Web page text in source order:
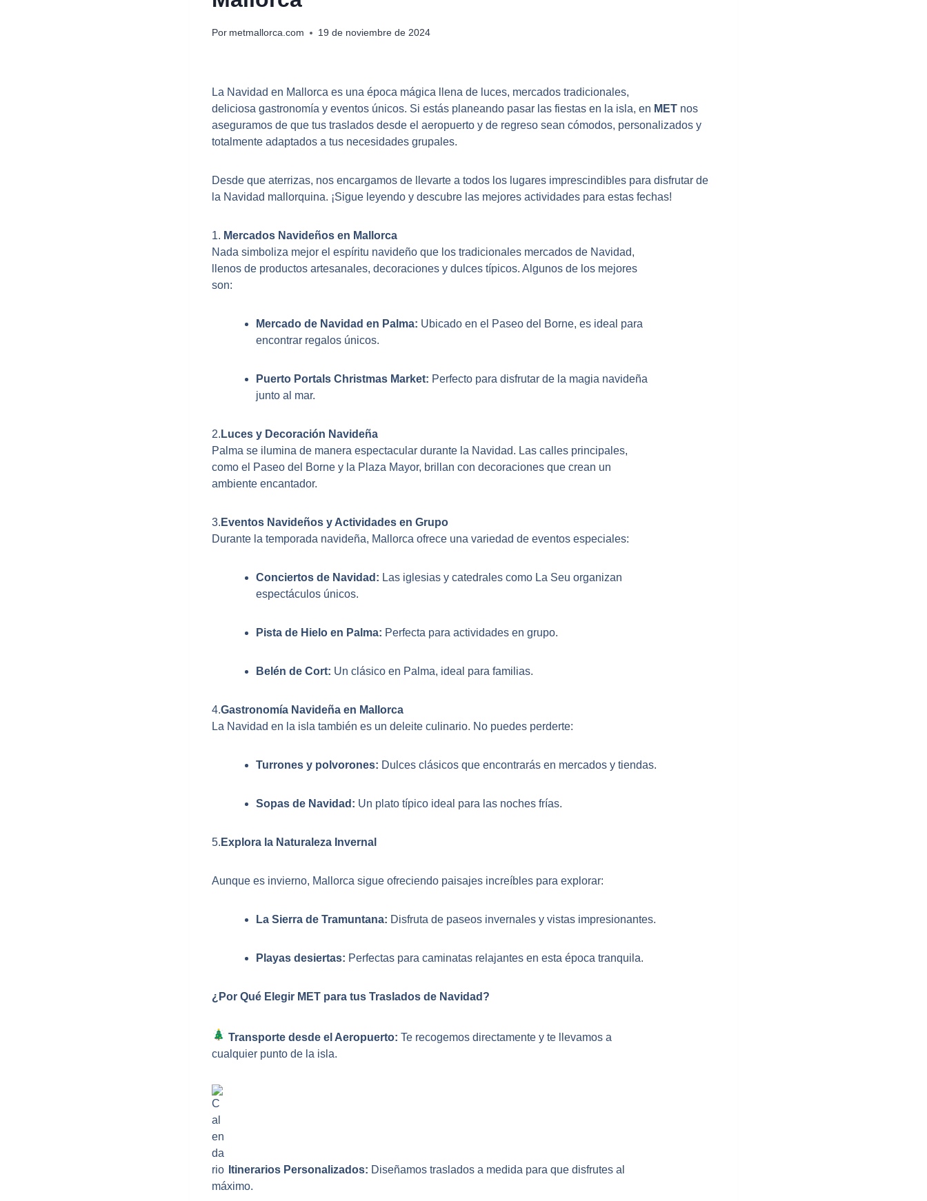
Por metmallorca.com 19 de noviembre de 2024
La Navidad en Mallorca es una época mágica llena de luces, mercados tradicionales,
deliciosa gastronomía y eventos únicos. Si estás planeando pasar las fiestas en la isla, en MET nos
aseguramos de que tus traslados desde el aeropuerto y de regreso sean cómodos, personalizados y
totalmente adaptados a tus necesidades grupales.
Desde que aterrizas, nos encargamos de llevarte a todos los lugares imprescindibles para disfrutar de
la Navidad mallorquina. ¡Sigue leyendo y descubre las mejores actividades para estas fechas!
1. Mercados Navideños en Mallorca
Nada simboliza mejor el espíritu navideño que los tradicionales mercados de Navidad,
llenos de productos artesanales, decoraciones y dulces típicos. Algunos de los mejores
son:
Mercado de Navidad en Palma: Ubicado en el Paseo del Borne, es ideal para
encontrar regalos únicos.
Puerto Portals Christmas Market: Perfecto para disfrutar de la magia navideña
junto al mar.
2. Luces y Decoración Navideña
Palma se ilumina de manera espectacular durante la Navidad. Las calles principales,
como el Paseo del Borne y la Plaza Mayor, brillan con decoraciones que crean un
ambiente encantador.
3. Eventos Navideños y Actividades en Grupo
Durante la temporada navideña, Mallorca ofrece una variedad de eventos especiales:
Conciertos de Navidad: Las iglesias y catedrales como La Seu organizan
espectáculos únicos.
Pista de Hielo en Palma: Perfecta para actividades en grupo.
Belén de Cort: Un clásico en Palma, ideal para familias.
4.Gastronomía Navideña en Mallorca
La Navidad en la isla también es un deleite culinario. No puedes perderte:
Turrones y polvorones: Dulces clásicos que encontrarás en mercados y tiendas.
Sopas de Navidad: Un plato típico ideal para las noches frías.
5. Explora la Naturaleza Invernal
Aunque es invierno, Mallorca sigue ofreciendo paisajes increíbles para explorar:
La Sierra de Tramuntana: Disfruta de paseos invernales y vistas impresionantes.
Playas desiertas: Perfectas para caminatas relajantes en esta época tranquila.
¿Por Qué Elegir MET para tus Traslados de Navidad?
Transporte desde el Aeropuerto: Te recogemos directamente y te llevamos a
cualquier punto de la isla.
Itinerarios Personalizados: Diseñamos traslados a medida para que disfrutes al
máximo.